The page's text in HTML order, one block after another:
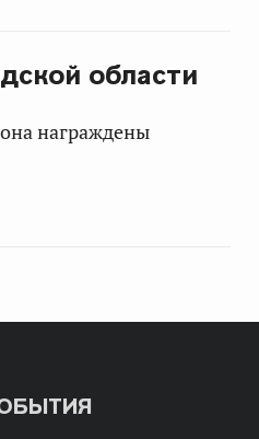
области
награждены